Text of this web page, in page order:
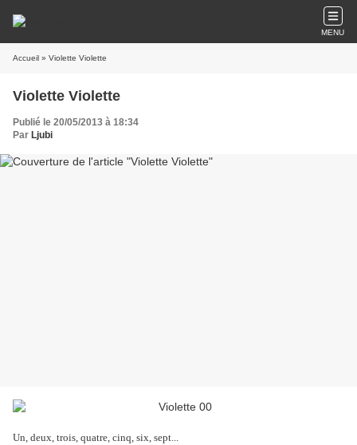
MENU
Accueil » Violette Violette
Violette Violette
Publié le 20/05/2013 à 18:34
Par Ljubi
Un, deux, trois, quatre, cinq, six, sept...